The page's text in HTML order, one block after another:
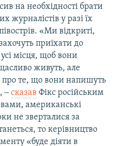
на необхідності брати
журналістів у разі їх
«Ми відкриті,
приїхати до
місця, щоб вони
живуть, але
про те, що вони напишуть
‒сказав Фікс російським
американські
не зверталися за
то керівництво
«буде діяти в